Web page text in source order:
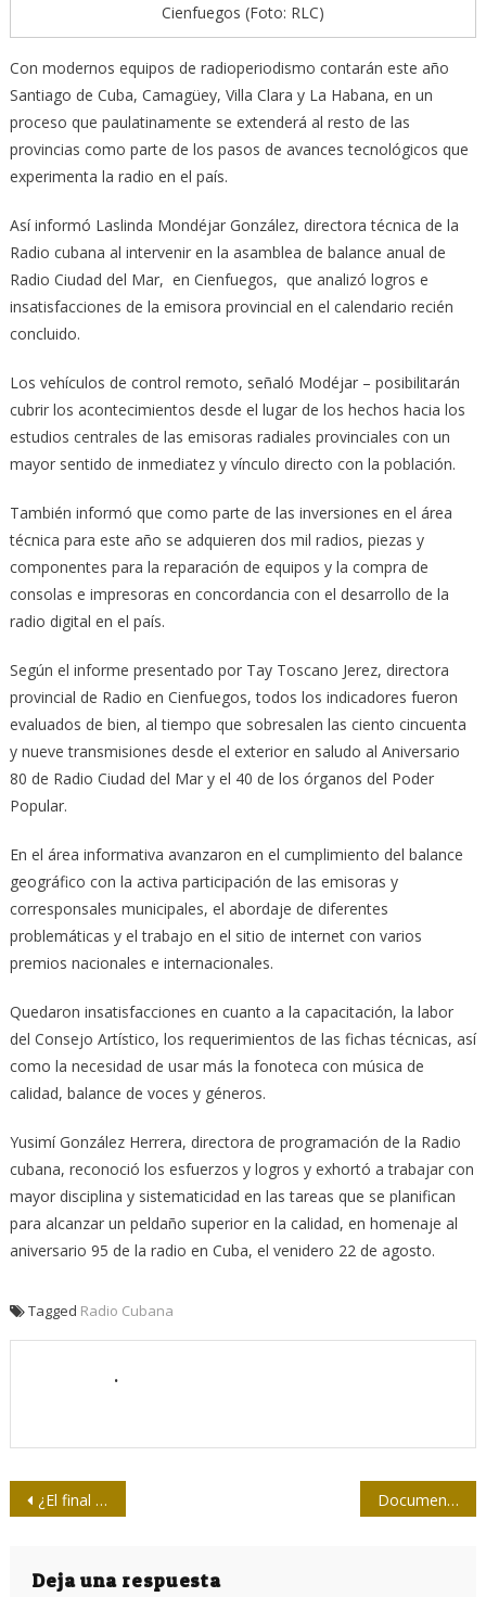
Cienfuegos (Foto: RLC)
Con modernos equipos de radioperiodismo contarán este año
Santiago de Cuba, Camagüey, Villa Clara y La Habana, en un
proceso que paulatinamente se extenderá al resto de las
provincias como parte de los pasos de avances tecnológicos que
experimenta la radio en el país.
Así informó Laslinda Mondéjar González, directora técnica de la
Radio cubana al intervenir en la asamblea de balance anual de
Radio Ciudad del Mar, en Cienfuegos, que analizó logros e
insatisfacciones de la emisora provincial en el calendario recién
concluido.
Los vehículos de control remoto, señaló Modéjar – posibilitarán
cubrir los acontecimientos desde el lugar de los hechos hacia los
estudios centrales de las emisoras radiales provinciales con un
mayor sentido de inmediatez y vínculo directo con la población.
También informó que como parte de las inversiones en el área
técnica para este año se adquieren dos mil radios, piezas y
componentes para la reparación de equipos y la compra de
consolas e impresoras en concordancia con el desarrollo de la
radio digital en el país.
Según el informe presentado por Tay Toscano Jerez, directora
provincial de Radio en Cienfuegos, todos los indicadores fueron
evaluados de bien, al tiempo que sobresalen las ciento cincuenta
y nueve transmisiones desde el exterior en saludo al Aniversario
80 de Radio Ciudad del Mar y el 40 de los órganos del Poder
Popular.
En el área informativa avanzaron en el cumplimiento del balance
geográfico con la activa participación de las emisoras y
corresponsales municipales, el abordaje de diferentes
problemáticas y el trabajo en el sitio de internet con varios
premios nacionales e internacionales.
Quedaron insatisfacciones en cuanto a la capacitación, la labor
del Consejo Artístico, los requerimientos de las fichas técnicas, así
como la necesidad de usar más la fonoteca con música de
calidad, balance de voces y géneros.
Yusimí González Herrera, directora de programación de la Radio
cubana, reconoció los esfuerzos y logros y exhortó a trabajar con
mayor disciplina y sistematicidad en las tareas que se planifican
para alcanzar un peldaño superior en la calidad, en homenaje al
aniversario 95 de la radio en Cuba, el venidero 22 de agosto.
Tagged Radio Cubana
.
Navegación
entradas
¿El final de la ideología en Cuba? Documentos extraviados: el periodismo en función del arte y la memoria
Deja una respuesta